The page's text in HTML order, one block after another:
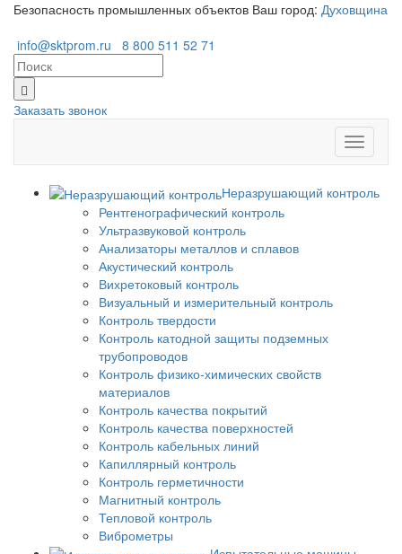
Безопасность промышленных объектов Ваш город: Духовщина
info@sktprom.ru
8 800 511 52 71
Заказать звонок
Неразрушающий контроль
Рентгенографический контроль
Ультразвуковой контроль
Анализаторы металлов и сплавов
Акустический контроль
Вихретоковый контроль
Визуальный и измерительный контроль
Контроль твердости
Контроль катодной защиты подземных
трубопроводов
Контроль физико-химических свойств
материалов
Контроль качества покрытий
Контроль качества поверхностей
Контроль кабельных линий
Капиллярный контроль
Контроль герметичности
Магнитный контроль
Тепловой контроль
Виброметры